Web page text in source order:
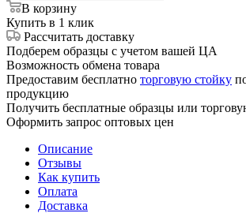
В корзину
Купить в 1 клик
Рассчитать доставку
Подберем образцы с учетом вашей ЦА
Возможность обмена товара
Предоставим бесплатно торговую стойку
продукцию
Получить бесплатные образцы или
Оформить запрос оптовых цен
Описание
Отзывы
Как купить
Оплата
Доставка